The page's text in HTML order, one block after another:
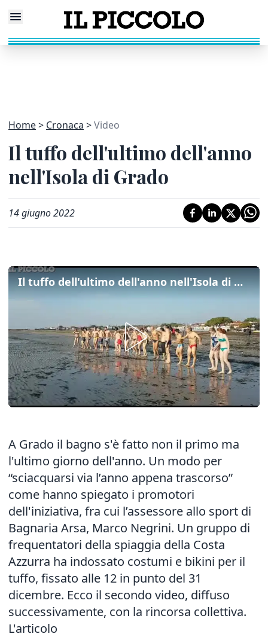
Home Cronaca Video
Il tuffo dell'ultimo dell'anno
nell'Isola di Grado
14 giugno 2022
Il tuffo dell'ultimo dell'anno nell'Isola di Grado
A Grado il bagno s'è fatto non il primo ma
l'ultimo giorno dell'anno. Un modo per
“sciacquarsi via l’anno appena trascorso”
come hanno spiegato i promotori
dell'iniziativa, fra cui l’assessore allo sport di
Bagnaria Arsa, Marco Negrini. Un gruppo di
frequentatori della spiaggia della Costa
Azzurra ha indossato costumi e bikini per il
tuffo, fissato alle 12 in punto del 31
dicembre. Ecco il secondo video, diffuso
successivamente, con la rincorsa collettiva.
L'articolo